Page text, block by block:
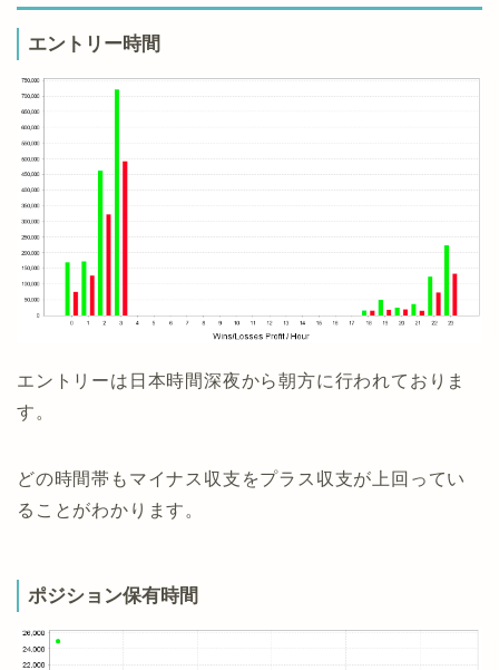
エントリー時間
エントリーは日本時間深夜から朝方に行われておりま
す。
どの時間帯もマイナス収支をプラス収支が上回ってい
ることがわかります。
ポジション保有時間